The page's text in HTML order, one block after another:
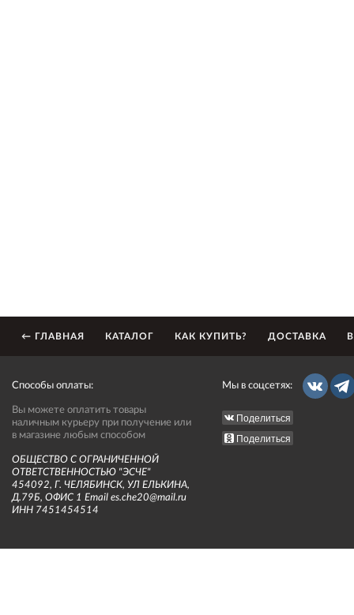
← ГЛАВНАЯ КАТАЛОГ КАК КУПИТЬ? ДОСТАВКА
Способы оплаты:
Вы можете оплатить товары
наличным курьеру при получение или
в магазине любым способом
ОБЩЕСТВО С ОГРАНИЧЕННОЙ
ОТВЕТСТВЕННОСТЬЮ "ЭСЧЕ"
454092, Г. ЧЕЛЯБИНСК, УЛ ЕЛЬКИНА,
Д.79Б, ОФИС 1 Email es.che20@mail.ru
ИНН 7451454514
Мы в соцсетях:
Поделиться
Поделиться